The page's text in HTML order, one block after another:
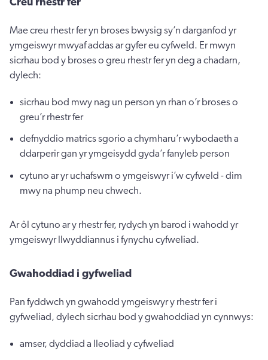
Mae creu rhestr fer yn broses bwysig sy’n darganfod yr
ymgeiswyr mwyaf addas ar gyfer eu cyfweld. Er mwyn
sicrhau bod y broses o greu rhestr fer yn deg a chadarn,
dylech:
sicrhau bod mwy nag un person yn rhan o’r broses o
greu’r rhestr fer
defnyddio matrics sgorio a chymharu’r wybodaeth a
ddarperir gan yr ymgeisydd gyda’r fanyleb person
cytuno ar yr uchafswm o ymgeiswyr i’w cyfweld - dim
mwy na phump neu chwech.
Ar ôl cytuno ar y rhestr fer, rydych yn barod i wahodd yr
ymgeiswyr llwyddiannus i fynychu cyfweliad.
Gwahoddiad i gyfweliad
Pan fyddwch yn gwahodd ymgeiswyr y rhestr fer i
gyfweliad, dylech sicrhau bod y gwahoddiad yn cynnwys:
amser, dyddiad a lleoliad y cyfweliad